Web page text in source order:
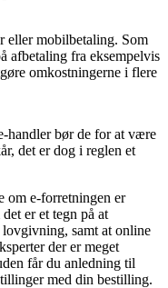
eller mobilbetaling. Som
afbetaling fra eksempelvis
omkostningerne i flere
handler bør de for at være
det er dog i reglen et
om e-forretningen er
er et tegn på at
samt at online
der er meget
får du anledning til
med din bestilling.